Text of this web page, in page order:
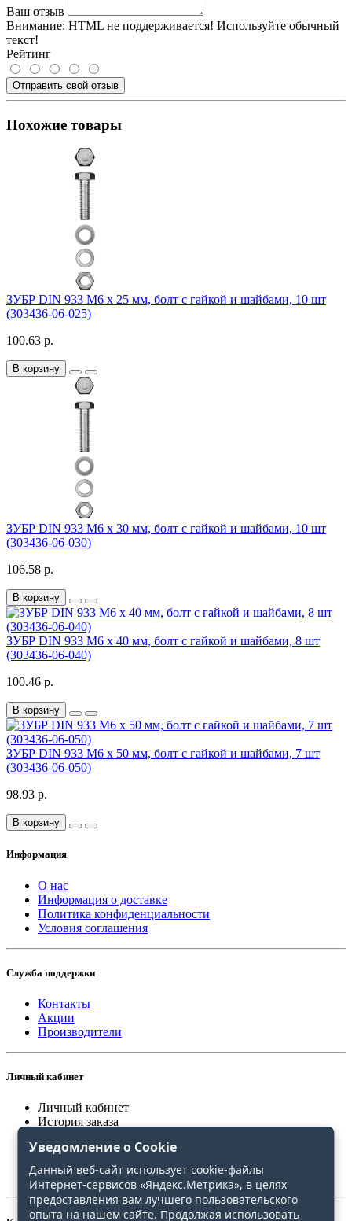
Ваш отзыв
Внимание: HTML не поддерживается! Используйте обычный
текст!
Рейтинг
Отправить свой отзыв
Похожие товары
ЗУБР DIN 933 M6 x 25 мм, болт с гайкой и шайбами, 10 шт
(303436-06-025)
100.63 р.
В корзину
ЗУБР DIN 933 M6 x 30 мм, болт с гайкой и шайбами, 10 шт
(303436-06-030)
106.58 р.
В корзину
ЗУБР DIN 933 M6 x 40 мм, болт с гайкой и шайбами, 8 шт
(303436-06-040)
100.46 р.
В корзину
ЗУБР DIN 933 M6 x 50 мм, болт с гайкой и шайбами, 7 шт
(303436-06-050)
98.93 р.
В корзину
Информация
О нас
Информация о доставке
Политика конфиденциальности
Условия соглашения
Служба поддержки
Контакты
Акции
Производители
Личный кабинет
Личный кабинет
История заказа
Сравнение
Уведомление о Cookie
Данный веб-сайт использует cookie-файлы
Интернет-сервисов «Яндекс.Метрика», в целях
предоставления вам лучшего пользовательского
опыта на нашем сайте. Продолжая использовать